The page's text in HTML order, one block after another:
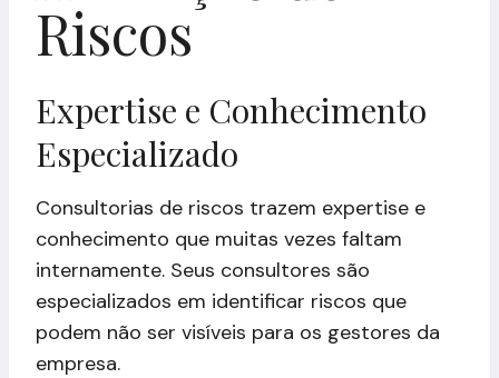
Riscos
Expertise e Conhecimento
Especializado
Consultorias de riscos trazem expertise e
conhecimento que muitas vezes faltam
internamente. Seus consultores são
especializados em identificar riscos que
podem não ser visíveis para os gestores da
empresa.